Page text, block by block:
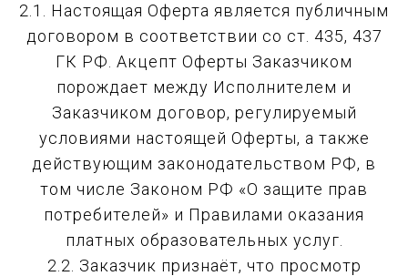
2.1. Настоящая Оферта является публичным
договором в соответствии со ст. 435, 437
ГК РФ. Акцепт Оферты Заказчиком
порождает между Исполнителем и
Заказчиком договор, регулируемый
условиями настоящей Оферты, а также
действующим законодательством РФ, в
том числе Законом РФ «О защите прав
потребителей» и Правилами оказания
платных образовательных услуг.
2.2. Заказчик признаёт, что просмотр